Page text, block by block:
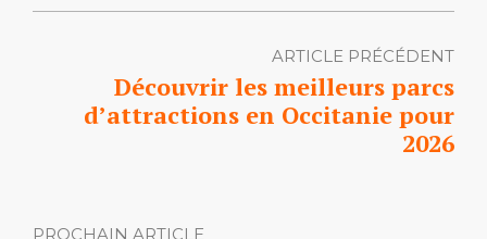
ARTICLE PRÉCÉDENT
Découvrir les meilleurs parcs
d’attractions en Occitanie pour
2026
PROCHAIN ARTICLE